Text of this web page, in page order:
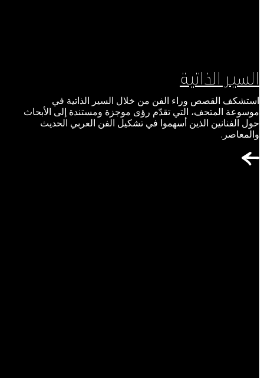
السير الذاتية
استشكف القصص وراء الفن من خلال السير الذاتية في
موسوعة المتحف، التي تقدّم رؤى موجزة ومستندة إلى الأبحاث
حول الفنانين الذين أسهموا في تشكيل الفن العربي الحديث
والمعاصر.